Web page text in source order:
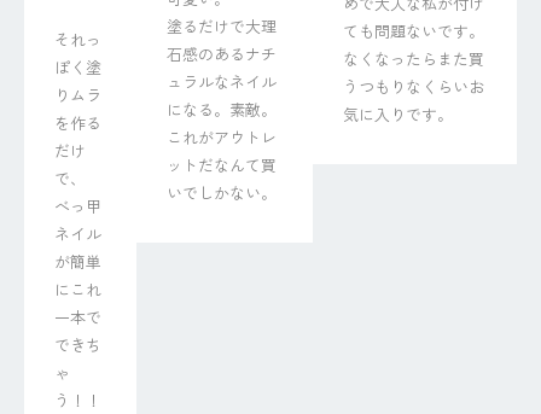
それっ
ぽく塗
りムラ
を作る
だけ
で、
べっ甲
ネイル
が簡単
にこれ
一本で
できち
ゃ
う！！
塗るだけで大理
石感のあるナチ
ュラルなネイル
になる。素敵。
これがアウトレ
ットだなんて買
いでしかない。
ても問題ないです。
なくなったらまた買
うつもりなくらいお
気に入りです。